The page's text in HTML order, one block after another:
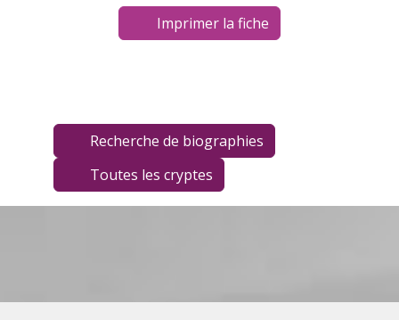
Imprimer la fiche
Recherche de biographies
Toutes les cryptes